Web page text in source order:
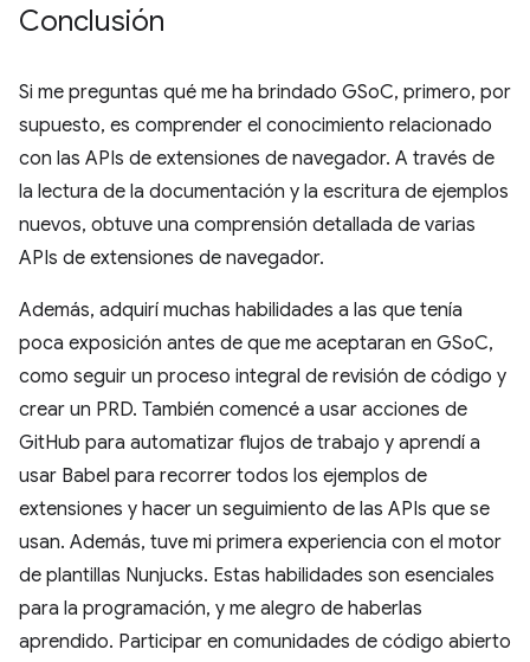
Conclusión
Si me preguntas qué me ha brindado GSoC, primero, por
supuesto, es comprender el conocimiento relacionado
con las APIs de extensiones de navegador. A través de
la lectura de la documentación y la escritura de ejemplos
nuevos, obtuve una comprensión detallada de varias
APIs de extensiones de navegador.
Además, adquirí muchas habilidades a las que tenía
poca exposición antes de que me aceptaran en GSoC,
como seguir un proceso integral de revisión de código y
crear un PRD. También comencé a usar acciones de
GitHub para automatizar flujos de trabajo y aprendí a
usar Babel para recorrer todos los ejemplos de
extensiones y hacer un seguimiento de las APIs que se
usan. Además, tuve mi primera experiencia con el motor
de plantillas Nunjucks. Estas habilidades son esenciales
para la programación, y me alegro de haberlas
aprendido. Participar en comunidades de código abierto